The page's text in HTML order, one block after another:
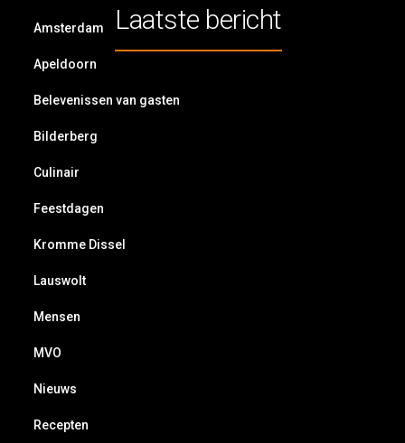
Amsterdam
Apeldoorn
Belevenissen van gasten
Bilderberg
Culinair
Feestdagen
Kromme Dissel
Lauswolt
Mensen
MVO
Nieuws
Recepten
Laatste bericht